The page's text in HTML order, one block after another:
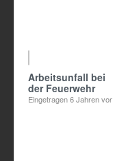
Arbeitsunfall bei
der Feuerwehr
Eingetragen6 Jahren vor